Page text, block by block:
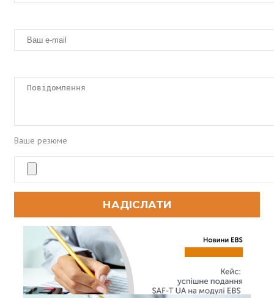
Ваше резюме